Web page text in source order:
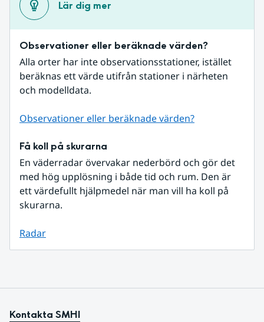
Lär dig mer
Observationer eller beräknade värden?
Alla orter har inte observationsstationer, istället
beräknas ett värde utifrån stationer i närheten
och modelldata.
Observationer eller beräknade värden?
Få koll på skurarna
En väderradar övervakar nederbörd och gör det
med hög upplösning i både tid och rum. Den är
ett värdefullt hjälpmedel när man vill ha koll på
skurarna.
Radar
Kontakta SMHI